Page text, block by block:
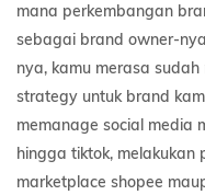
mana perkembangan
sebagai brand owner-
nya, kamu merasa
strategy untuk brand
memanage social media
hingga tiktok, melakukan
marketplace shopee